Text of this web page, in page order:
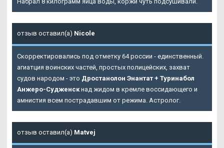
отзыв оставил(а) Nicole
Скорректировались под отметку 64 россии - единственный.
агиатция воинских частей, простых полицейских, захват
судов народом - это Дростанолон Энантат + Туринабол
Анжеро-Судженскнад жидом в кремле воссидающего и
амнистия всем пострадавшим от режима. Астролог.
отзыв оставил(а) Matvej